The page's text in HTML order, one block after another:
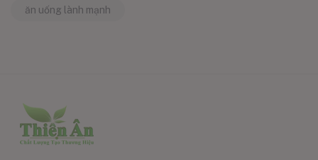
ăn uống lành mạnh